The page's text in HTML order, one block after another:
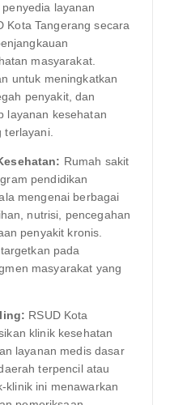
layanan
Kota Tangerang secara
masyarakat.
untuk meningkatkan
penyakit, dan
layanan kesehatan
terlayani.
Rumah sakit
pendidikan
mengenai berbagai
nutrisi, pencegahan
penyakit kronis.
pada
masyarakat yang
RSUD Kota
klinik kesehatan
layanan medis dasar
terpencil atau
klinik ini menawarkan